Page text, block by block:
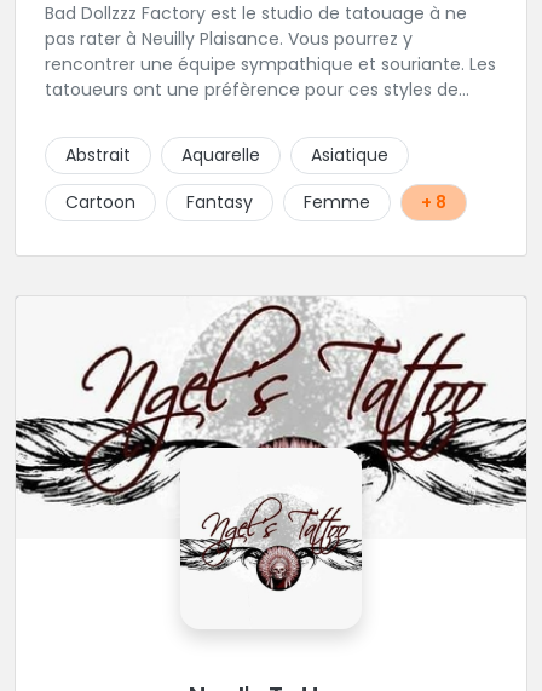
Bad Dollzzz Factory est le studio de tatouage à ne
pas rater à Neuilly Plaisance. Vous pourrez y
rencontrer une équipe sympathique et souriante. Les
tatoueurs ont une préfèrence pour ces styles de
culture et traits fins. Foncez !
Abstrait Aquarelle
Asiatique
Cartoon
Fantasy Femme + 8